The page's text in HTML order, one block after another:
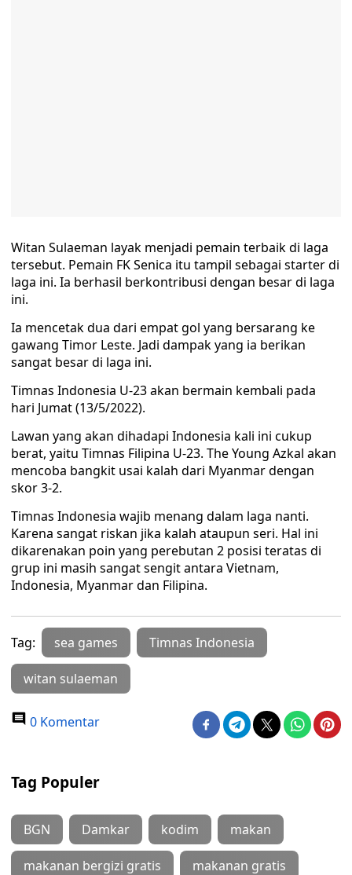
Witan Sulaeman layak menjadi pemain terbaik di laga
tersebut. Pemain FK Senica itu tampil sebagai starter di
laga ini. Ia berhasil berkontribusi dengan besar di laga
ini.
Ia mencetak dua dari empat gol yang bersarang ke
gawang Timor Leste. Jadi dampak yang ia berikan
sangat besar di laga ini.
Timnas Indonesia U-23 akan bermain kembali pada
hari Jumat (13/5/2022).
Lawan yang akan dihadapi Indonesia kali ini cukup
berat, yaitu Timnas Filipina U-23. The Young Azkal akan
mencoba bangkit usai kalah dari Myanmar dengan
skor 3-2.
Timnas Indonesia wajib menang dalam laga nanti.
Karena sangat riskan jika kalah ataupun seri. Hal ini
dikarenakan poin yang perebutan 2 posisi teratas di
grup ini masih sangat sengit antara Vietnam,
Indonesia, Myanmar dan Filipina.
Tag: sea games Timnas Indonesia
witan sulaeman
0 Komentar
Tag Populer
BGN Damkar kodim makan
makanan bergizi gratis makanan gratis